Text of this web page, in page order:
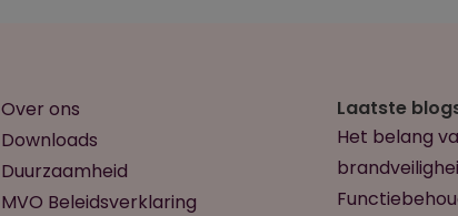
Over ons
Downloads
Duurzaamheid
MVO Beleidsverklaring
Laatste
Het belang